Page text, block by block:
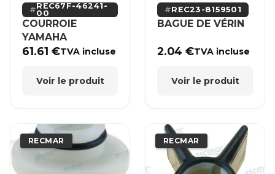
REC67F-46241-
00
COURROIE
YAMAHA
61.61€TVA incluse
Voir le produit
REC23-8159501
BAGUE DE VÉRIN
2.04€TVA incluse
Voir le produit
RECMAR RECMAR